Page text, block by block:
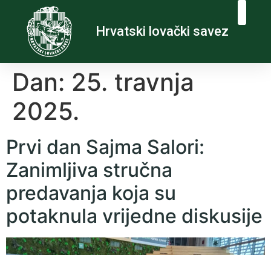
Hrvatski lovački savez
Dan: 25. travnja
2025.
Prvi dan Sajma Salori:
Zanimljiva stručna
predavanja koja su
potaknula vrijedne diskusije